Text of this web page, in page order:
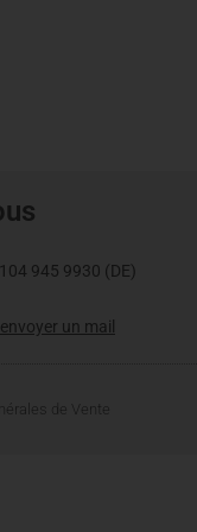
945 9930 (DE)
un mail
de Vente